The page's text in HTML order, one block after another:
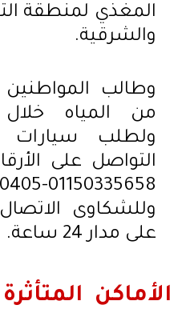
المغذي لمنطقة
والشرقية.
وطالب المواطنين
من المياه خلال
ولطلب سيارات
على مدار 24 ساعة.
الأماكن